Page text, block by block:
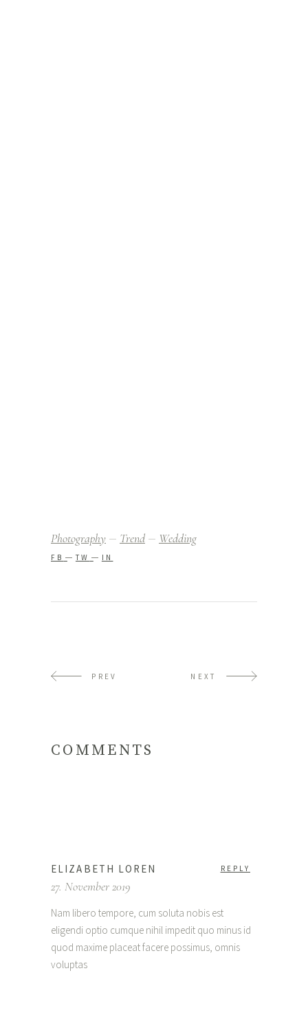
Photography Trend Wedding
FB TW IN
PREV NEXT
COMMENTS
ELIZABETH LOREN REPLY
27. November 2019
Nam libero tempore, cum soluta nobis est
eligendi optio cumque nihil impedit quo minus id
quod maxime placeat facere possimus, omnis
voluptas